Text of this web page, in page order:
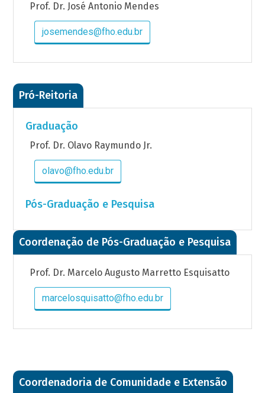
Prof. Dr. José Antonio Mendes
josemendes@fho.edu.br
Pró-Reitoria
Graduação
Prof. Dr. Olavo Raymundo Jr.
olavo@fho.edu.br
Pós-Graduação e Pesquisa
Coordenação de Pós-Graduação e Pesquisa
Prof. Dr. Marcelo Augusto Marretto Esquisatto
marcelosquisatto@fho.edu.br
Coordenadoria de Comunidade e Extensão